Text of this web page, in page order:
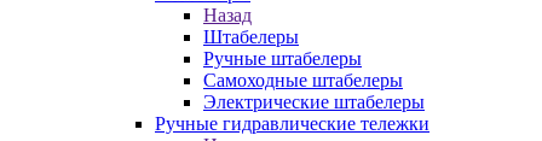
Назад
Штабелеры
Ручные штабелеры
Самоходные штабелеры
Электрические штабелеры
Ручные гидравлические тележки